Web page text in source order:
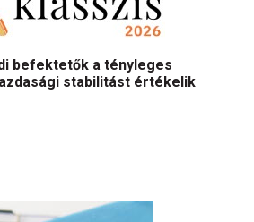
befektetők a tényleges
stabilitást értékelik